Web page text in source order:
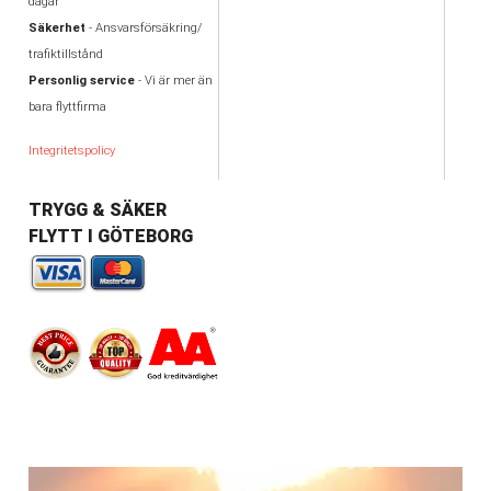
Säkerhet - Ansvarsförsäkring/
trafiktillstånd
Personlig service- Vi är mer än
bara flyttfirma
Integritetspolicy
TRYGG & SÄKER
FLYTT I GÖTEBORG